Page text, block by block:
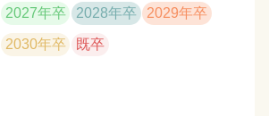
2027年卒 2028年卒 2029年卒
2030年卒 既卒